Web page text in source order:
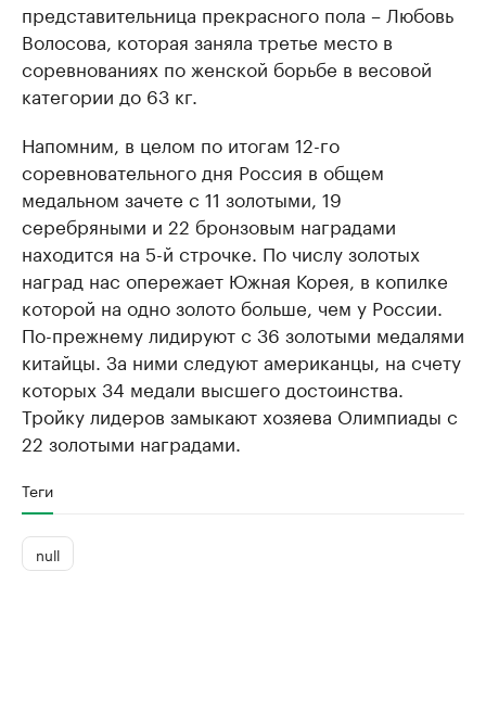
представительница прекрасного пола – Любовь
Волосова, которая заняла третье место в
соревнованиях по женской борьбе в весовой
категории до 63 кг.
Напомним, в целом по итогам 12-го
соревновательного дня Россия в общем
медальном зачете с 11 золотыми, 19
серебряными и 22 бронзовым наградами
находится на 5-й строчке. По числу золотых
наград нас опережает Южная Корея, в копилке
которой на одно золото больше, чем у России.
По-прежнему лидируют с 36 золотыми медалями
китайцы. За ними следуют американцы, на счету
которых 34 медали высшего достоинства.
Тройку лидеров замыкают хозяева Олимпиады с
22 золотыми наградами.
Теги
null